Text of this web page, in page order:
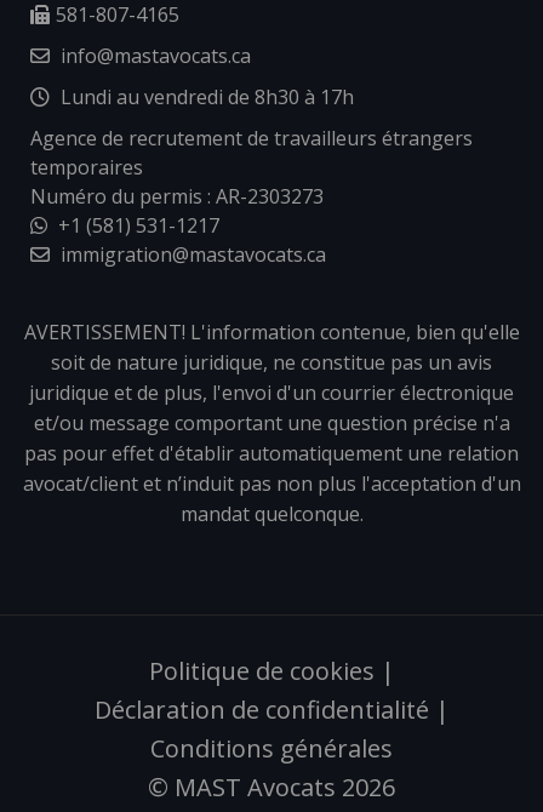
581-807-4165
info@mastavocats.ca
Lundi au vendredi de 8h30 à 17h
Agence de recrutement de travailleurs étrangers
temporaires
Numéro du permis : AR-2303273
+1 (581) 531-1217
immigration@mastavocats.ca
AVERTISSEMENT! L'information contenue, bien qu'elle
soit de nature juridique, ne constitue pas un avis
juridique et de plus, l'envoi d'un courrier électronique
et/ou message comportant une question précise n'a
pas pour effet d'établir automatiquement une relation
avocat/client et n’induit pas non plus l'acceptation d'un
mandat quelconque.
Politique de cookies |
Déclaration de confidentialité |
Conditions générales
© MAST Avocats 2026